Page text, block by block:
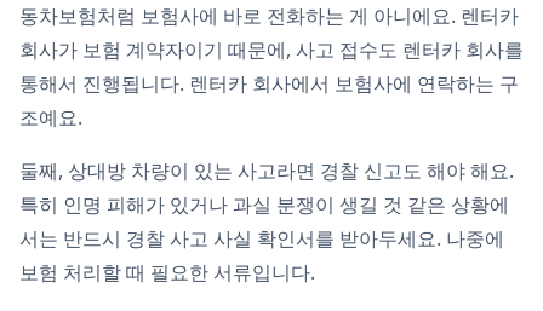
동차보험처럼 보험사에 바로 전화하는 게 아니에요. 렌터카
회사가 보험 계약자이기 때문에, 사고 접수도 렌터카 회사를
통해서 진행됩니다. 렌터카 회사에서 보험사에 연락하는 구
조예요.
둘째, 상대방 차량이 있는 사고라면 경찰 신고도 해야 해요.
특히 인명 피해가 있거나 과실 분쟁이 생길 것 같은 상황에
서는 반드시 경찰 사고 사실 확인서를 받아두세요. 나중에
보험 처리할 때 필요한 서류입니다.